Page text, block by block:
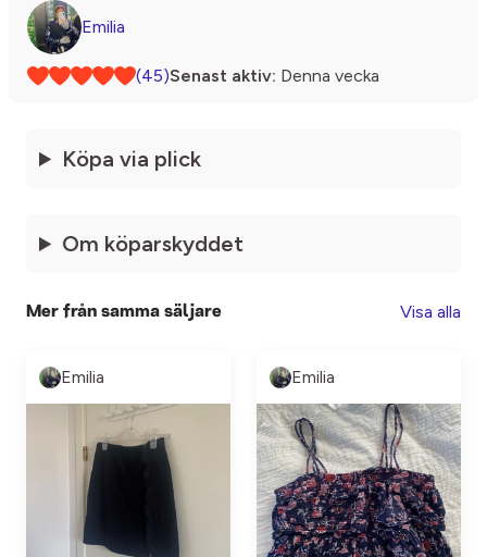
Emilia
(45)Senast aktiv: Denna vecka
Köpa via plick
Om köparskyddet
Mer från samma säljare Visa alla
Emilia Emilia